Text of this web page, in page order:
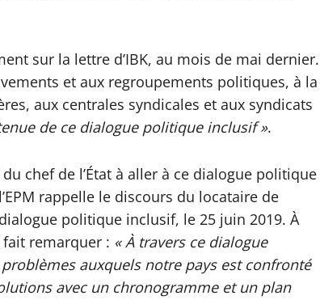
sur la lettre d’IBK, au mois de mai dernier.
et aux regroupements politiques, à la
aux centrales syndicales et aux syndicats
de ce dialogue politique inclusif ».
chef de l’État à aller à ce dialogue politique
rappelle le discours du locataire de
politique inclusif, le 25 juin 2019. À
remarquer : « À travers ce dialogue
auxquels notre pays est confronté
avec un chronogramme et un plan